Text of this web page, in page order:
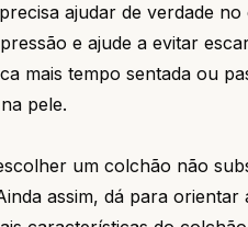
precisa ajudar de verdade
e ajude a evitar
mais tempo sentada ou
pele.
um colchão não
assim, dá para